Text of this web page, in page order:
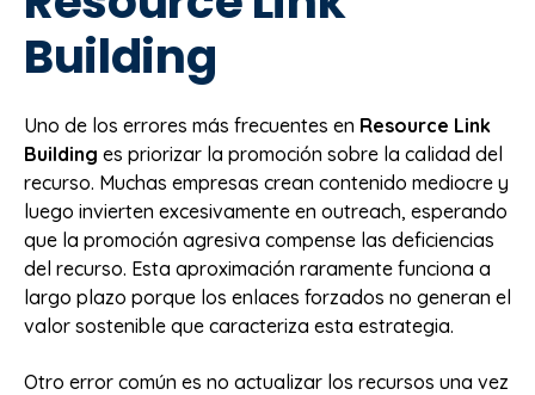
Building
Uno de los errores más frecuentes en Resource Link
Building es priorizar la promoción sobre la calidad del
recurso. Muchas empresas crean contenido mediocre y
luego invierten excesivamente en outreach, esperando
que la promoción agresiva compense las deficiencias
del recurso. Esta aproximación raramente funciona a
largo plazo porque los enlaces forzados no generan el
valor sostenible que caracteriza esta estrategia.
Otro error común es no actualizar los recursos una vez